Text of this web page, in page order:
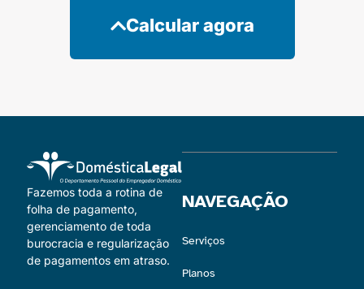
Calcular agora
Fazemos toda a rotina de
folha de pagamento,
gerenciamento de toda
burocracia e regularização
de pagamentos em atraso.
NAVEGAÇÃO
Serviços
Planos